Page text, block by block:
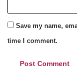
Save my name,
time I comment.